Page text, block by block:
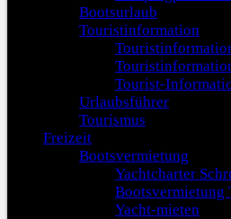
Bootsurlaub
Touristinformation
Tourist-
Urlaubsführer
Tourismus
Freizeit
Bootsvermietung
Yachtcharter
Bootsvermietung
Yacht-mieten